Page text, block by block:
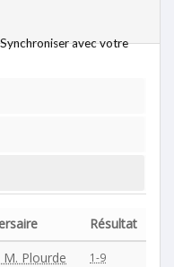
Synchroniser avec votre
Résultat
M. Plourde 1-9